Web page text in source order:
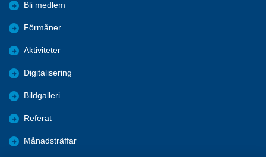
Bli medlem
Förmåner
Aktiviteter
Digitalisering
Bildgalleri
Referat
Månadsträffar